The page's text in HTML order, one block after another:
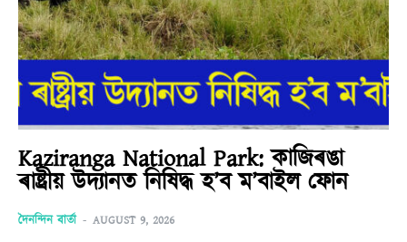
Kaziranga National Park: কাজিৰঙা
ৰাষ্ট্ৰীয় উদ্যানত নিষিদ্ধ হ’ব ম’বাইল ফোন
দৈনন্দিন বাৰ্তা - AUGUST 9, 2026